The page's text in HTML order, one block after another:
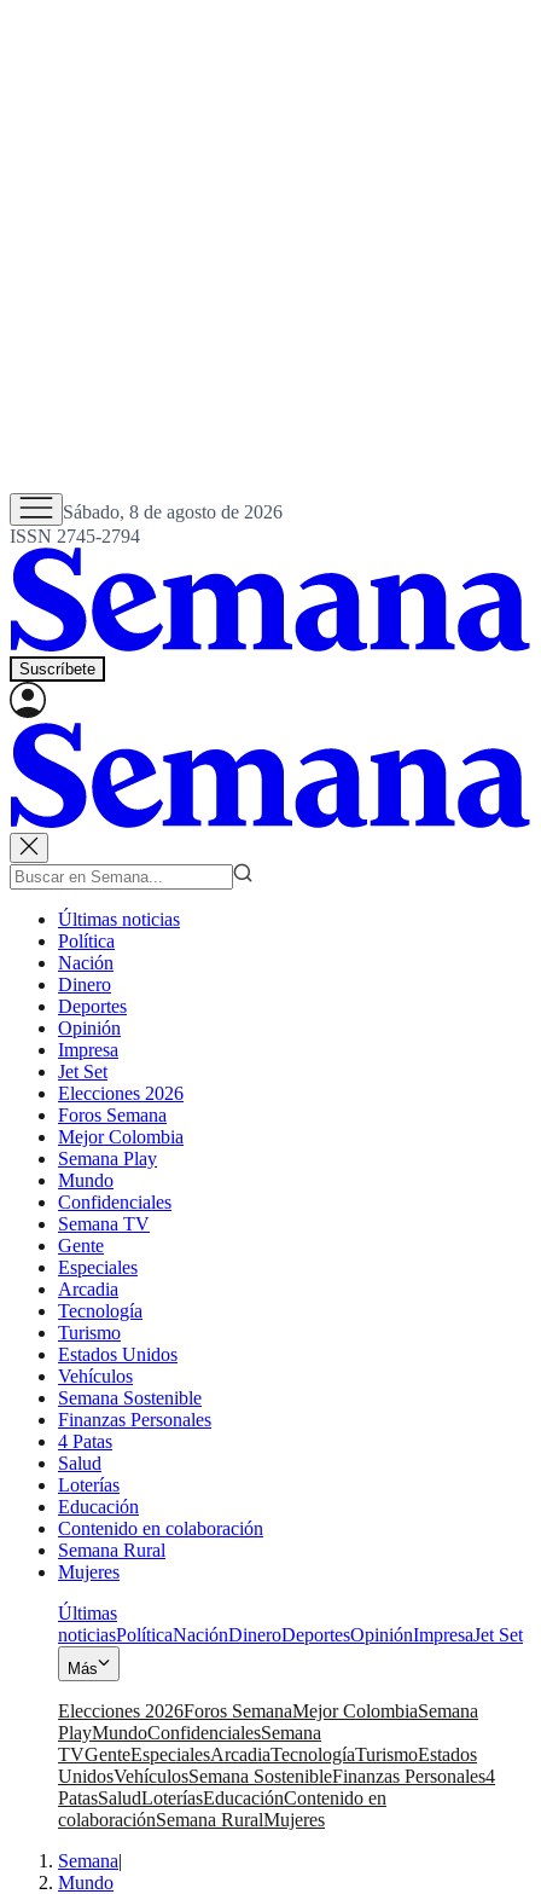
Sábado, 8 de agosto de 2026
ISSN 2745-2794
Suscríbete
Últimas noticias
Política
Nación
Dinero
Deportes
Opinión
Impresa
Jet Set
Elecciones 2026
Foros Semana
Mejor Colombia
Semana Play
Mundo
Confidenciales
Semana TV
Gente
Especiales
Arcadia
Tecnología
Turismo
Estados Unidos
Vehículos
Semana Sostenible
Finanzas Personales
4 Patas
Salud
Loterías
Educación
Contenido en colaboración
Semana Rural
Mujeres
Últimas
noticiasPolíticaNaciónDineroDeportesOpiniónImpresaJet Set
Más
Elecciones 2026Foros SemanaMejor ColombiaSemana
PlayMundoConfidencialesSemana
TVGenteEspecialesArcadiaTecnologíaTurismoEstados
UnidosVehículosSemana SostenibleFinanzas Personales4
PatasSaludLoteríasEducaciónContenido en
colaboraciónSemana RuralMujeres
Semana|
Mundo